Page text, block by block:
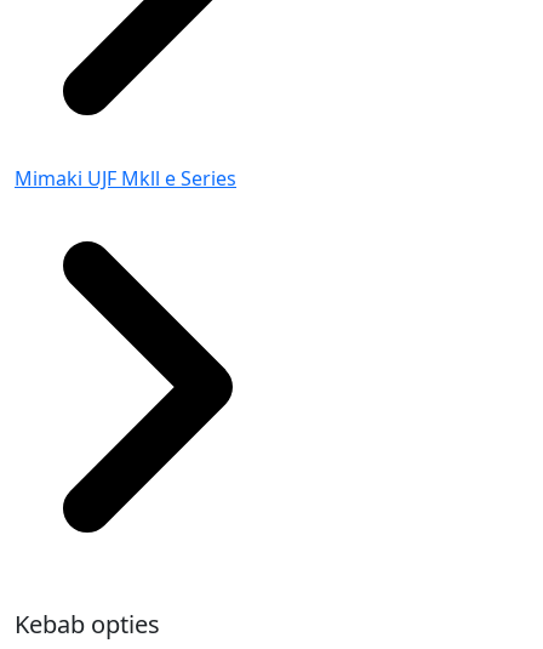
Mimaki UJF Mkll e Series
Kebab opties